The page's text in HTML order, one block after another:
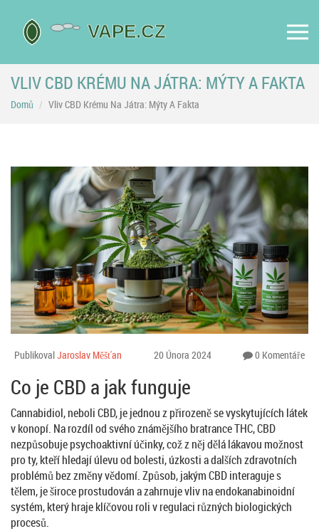
VLIV CBD KRÉMU NA JÁTRA: MÝTY A FAKTA
Domů Vliv CBD Krému Na Játra: Mýty A Fakta
PublikovalJaroslav Měšťan 20 Února 2024 0 Komentáře
Co je CBD a jak funguje
Cannabidiol, neboli CBD, je jednou z přirozeně se vyskytujících látek
v konopí. Na rozdíl od svého známějšího bratrance THC, CBD
nezpůsobuje psychoaktivní účinky, což z něj dělá lákavou možnost
pro ty, kteří hledají úlevu od bolesti, úzkosti a dalších zdravotních
problémů bez změny vědomí. Způsob, jakým CBD interaguje s
tělem, je široce prostudován a zahrnuje vliv na endokanabinoidní
systém, který hraje klíčovou roli v regulaci různých biologických
procesů.